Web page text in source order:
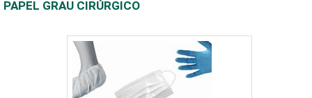
PAPEL GRAU CIRÚRGICO